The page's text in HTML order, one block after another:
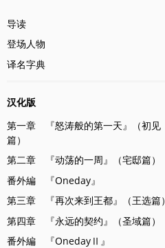
导读
登场人物
译名字典
汉化版
第一章 『怒涛般的第一天』（初见
篇）
第二章 『动荡的一周』（宅邸篇）
番外編 『Oneday』
第三章 『再次来到王都』（王选篇）
第四章 『永远的契约』（圣域篇）
番外編 『OnedayⅡ』